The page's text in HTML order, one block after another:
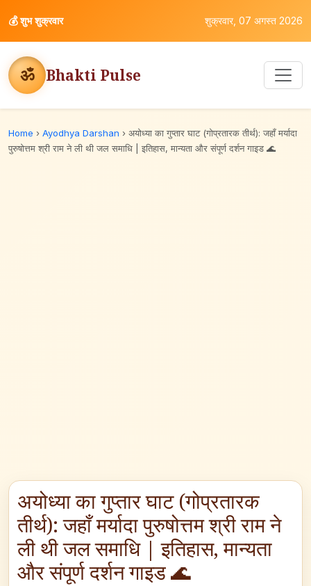
💰शुभ शुक्रवार शुक्रवार, 07 अगस्त 2026
ॐ Bhakti Pulse
Home › Ayodhya Darshan › अयोध्या का गुप्तार घाट (गोप्रतारक तीर्थ): जहाँ मर्यादा
पुरुषोत्तम श्री राम ने ली थी जल समाधि | इतिहास, मान्यता और संपूर्ण दर्शन गाइड 🌊
अयोध्या का गुप्तार घाट (गोप्रतारक
तीर्थ): जहाँ मर्यादा पुरुषोत्तम श्री राम ने
ली थी जल समाधि | इतिहास, मान्यता
और संपूर्ण दर्शन गाइड 🌊